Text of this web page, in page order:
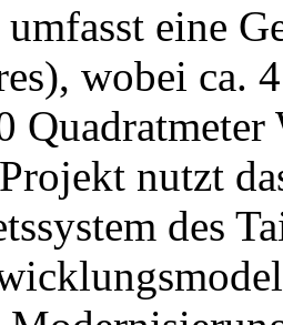
eine
wobei ca.
Quadratmeter
nutzt
des